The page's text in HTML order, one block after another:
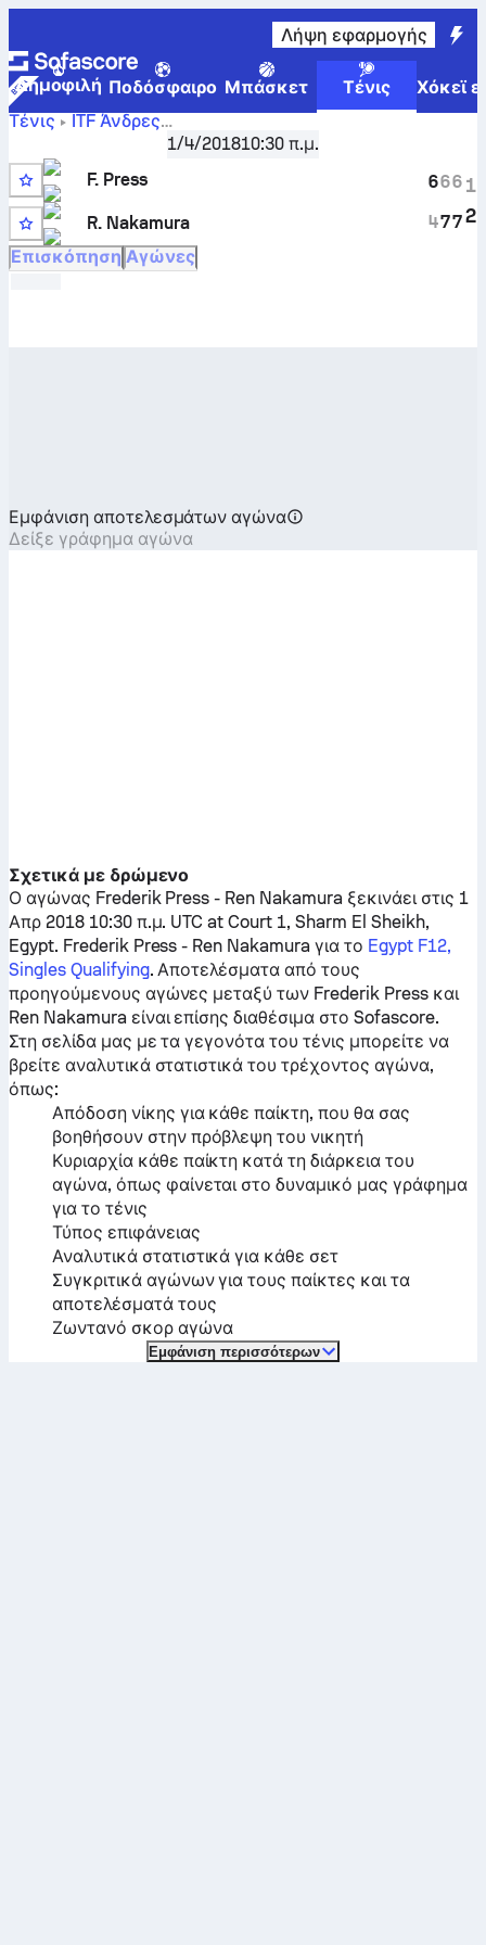
Λήψη εφαρμογής
Δημοφιλή Ποδόσφαιρο Μπάσκετ Τένις
Χόκεϊ
Τένις
ITF Άνδρες
Egypt F12, Singles Qualifying,Κατατακτήριος
Frederik Press
ζωντανό σκορ και
συγκριτικά αποτελέσματα
1/4/201810:30 π.μ.
F. Press
R. Nakamura
6
4
6
7
6
7
1
2
Επισκόπηση Αγώνες
Εμφάνιση αποτελεσμάτων αγώνα
Δείξε γράφημα αγώνα
Σχετικά με δρώμενο
Ο αγώνας Frederik Press - Ren Nakamura ξεκινάει στις 1
Απρ 2018 10:30 π.μ. UTC at Court 1, Sharm El Sheikh,
Egypt. Frederik Press - Ren Nakamura για το Egypt F12,
Singles Qualifying. Αποτελέσματα από τους
προηγούμενους αγώνες μεταξύ των Frederik Pressκαι
Ren Nakamura είναι επίσης διαθέσιμα στο Sofascore.
Στη σελίδα μας με τα γεγονότα του τένις μπορείτε να
βρείτε αναλυτικά στατιστικά του τρέχοντος αγώνα,
όπως:
Απόδοση νίκης για κάθε παίκτη, που θα σας
βοηθήσουν στην πρόβλεψη του νικητή
Κυριαρχία κάθε παίκτη κατά τη διάρκεια του
αγώνα, όπως φαίνεται στο δυναμικό μας γράφημα
για το τένις
Τύπος επιφάνειας
Αναλυτικά στατιστικά για κάθε σετ
Συγκριτικά αγώνων για τους παίκτες και τα
αποτελέσματά τους
Ζωντανό σκορ αγώνα
Εμφάνιση περισσότερων